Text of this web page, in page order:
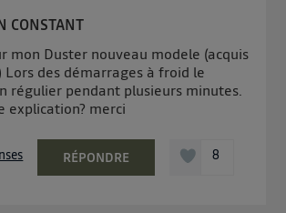
CONSTANT
mon Duster nouveau modele (acquis
Lors des démarrages à froid le
régulier pendant plusieurs minutes.
explication? merci
RÉPONDRE 8